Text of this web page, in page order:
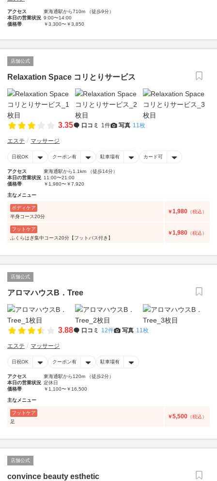
アクセス
東海通駅から710m （徒歩9分）
本日の営業状況 9:00〜14:00
価格帯
￥3,300〜￥3,850
店舗公式
Relaxation Space コリとりサービス
3.35 口コミ 1件 写真 11枚
エステ マッサージ
日祝OK クーポン有 駐車場有 カード可
アクセス
東海通駅から1.1km （徒歩14分）
本日の営業状況 11:00〜21:00
価格帯
￥1,980〜￥7,920
主なメニュー
ボディケア
半身コース20分
￥1,980 （税込）
フットケア
ふくらはぎ集中コース20分【フットバス付き】
￥1,980 （税込）
店舗公式
アロマハウスB．Tree
3.88 口コミ 12件 写真 11枚
エステ マッサージ
日祝OK クーポン有 駐車場有
アクセス
東海通駅から120m （徒歩2分）
本日の営業状況 定休日
価格帯
￥1,100〜￥16,500
主なメニュー
フットケア
足
￥5,500 （税込）
店舗公式
convince beauty esthetic